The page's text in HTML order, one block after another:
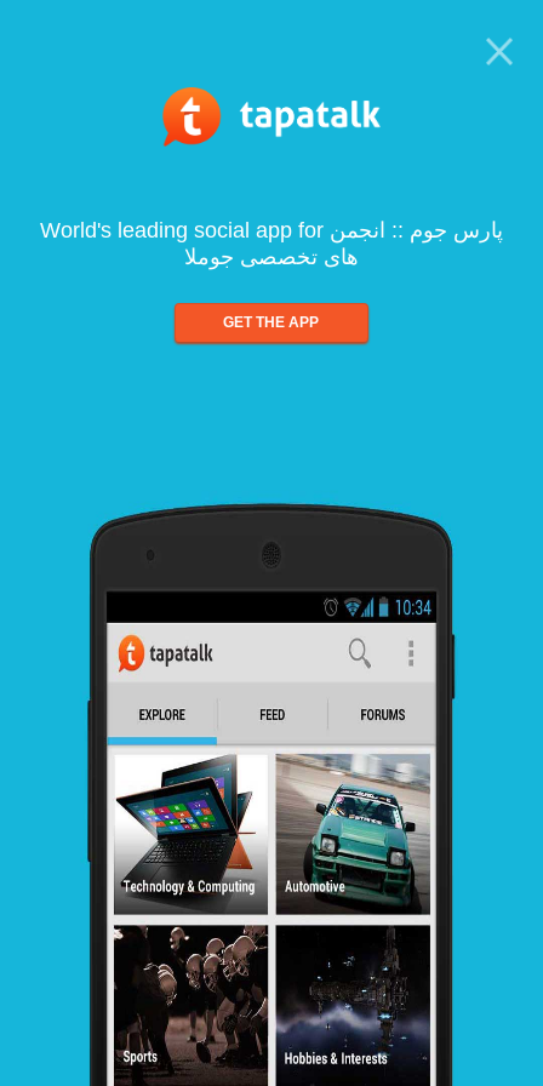
World's leading social app for پارس جوم :: انجمن
های تخصصی جوملا
GET THE APP